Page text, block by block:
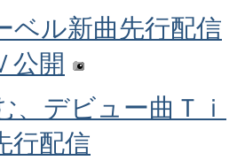
ベル新曲先行配信
公開
、デビュー曲Ｔｉ
行配信